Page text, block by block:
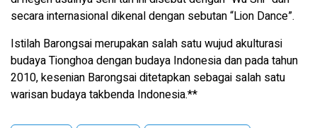
secara internasional dikenal dengan sebutan “Lion Dance”.
Istilah Barongsai merupakan salah satu wujud akulturasi
budaya Tionghoa dengan budaya Indonesia dan pada tahun
2010, kesenian Barongsai ditetapkan sebagai salah satu
warisan budaya takbenda Indonesia.**